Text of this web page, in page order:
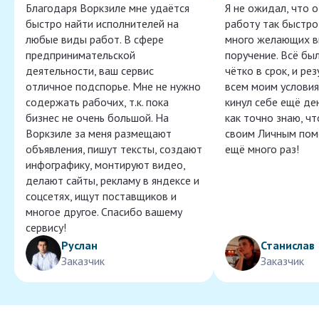
Благодаря Воркзиле мне удаётся
быстро найти исполнителей на
любые виды работ. В сфере
предпринимательской
деятельности, ваш сервис
отличное подспорье. Мне не нужно
содержать рабочих, т.к. пока
бизнес не очень большой. На
Воркзиле за меня размещают
объявления, пишут тексты, создают
инфографику, монтируют видео,
делают сайты, рекламу в яндексе и
соцсетях, ищут поставщиков и
многое другое. Спасибо вашему
сервису!
Руслан
Заказчик
Я не ожидал, что
работу так
много желающих
поручение. Всё
чётко в срок, и
всем моим
кинул себе ещё
как точно знаю,
своим Личным
ещё много раз!
Станислав
Заказчик